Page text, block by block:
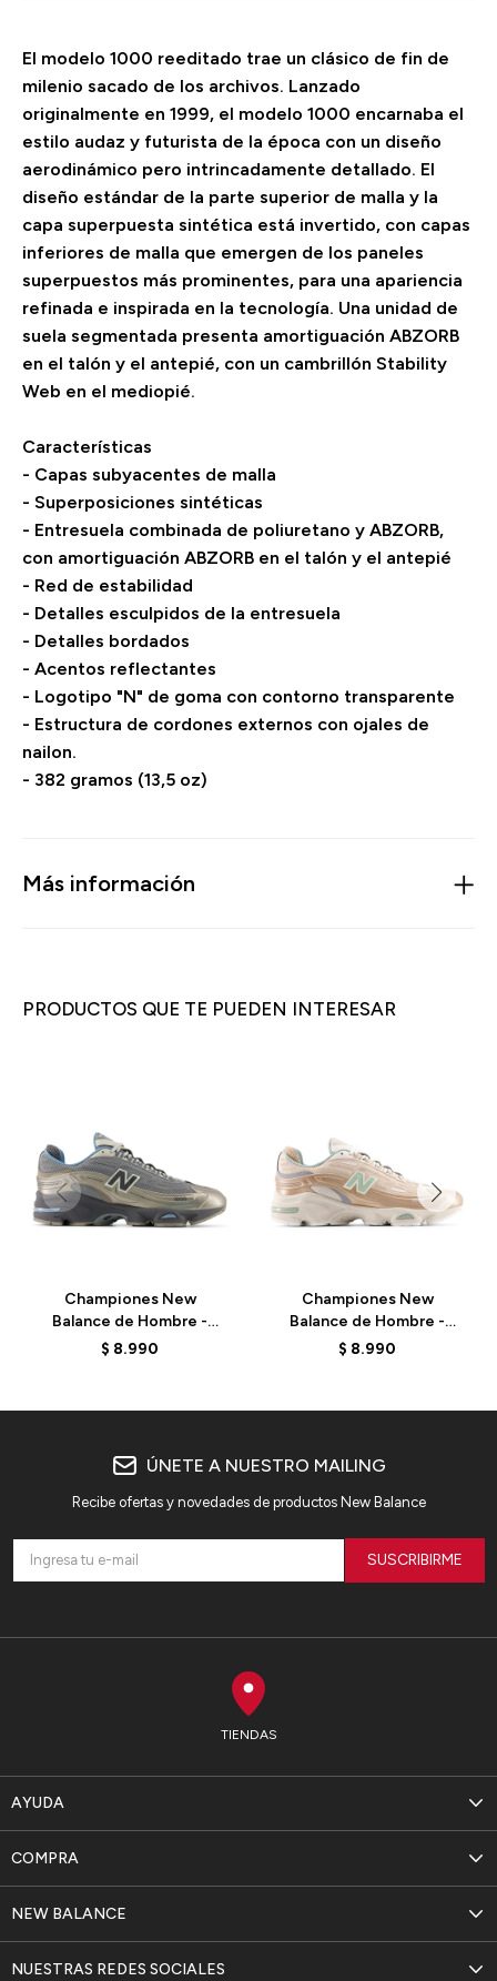
El modelo 1000 reeditado trae un clásico de fin de
milenio sacado de los archivos. Lanzado
originalmente en 1999, el modelo 1000 encarnaba el
estilo audaz y futurista de la época con un diseño
aerodinámico pero intrincadamente detallado. El
diseño estándar de la parte superior de malla y la
capa superpuesta sintética está invertido, con capas
inferiores de malla que emergen de los paneles
superpuestos más prominentes, para una apariencia
refinada e inspirada en la tecnología. Una unidad de
suela segmentada presenta amortiguación ABZORB
en el talón y el antepié, con un cambrillón Stability
Web en el mediopié.
Características
- Capas subyacentes de malla
- Superposiciones sintéticas
- Entresuela combinada de poliuretano y ABZORB,
con amortiguación ABZORB en el talón y el antepié
- Red de estabilidad
- Detalles esculpidos de la entresuela
- Detalles bordados
- Acentos reflectantes
- Logotipo "N" de goma con contorno transparente
- Estructura de cordones externos con ojales de
nailon.
- 382 gramos (13,5 oz)
Más información
PRODUCTOS QUE TE PUEDEN INTERESAR
Championes New
Balance de Hombre -
1000 - M1000DH - BEIGE
$ 8.990
Championes New
Balance de Hombre -
1000 - M1000DG -
$ 8.990
TIENDAS
AYUDA
NEW BALANCE
COMPRA
NUESTRAS REDES SOCIALES
ÚNETE A NUESTRO MAILING
Recibe ofertas y novedades de productos New Balance
SUSCRIBIRME